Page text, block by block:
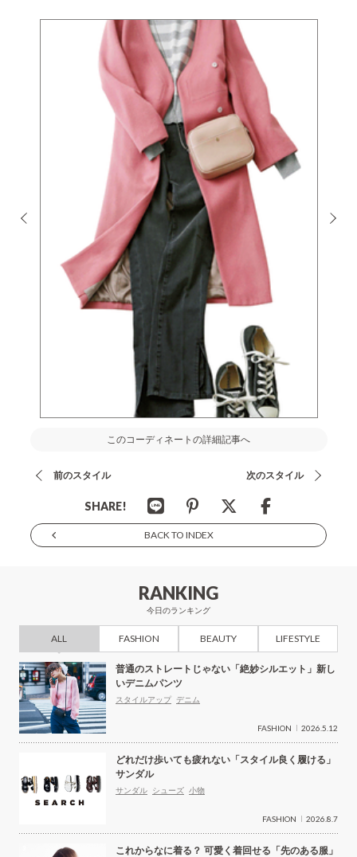
このコーディネートの詳細記事へ
前のスタイル 次のスタイル
SHARE!
BACK TO INDEX
RANKING
今日のランキング
ALL FASHION BEAUTY LIFESTYLE
普通のストレートじゃない「絶妙シルエット」新し
いデニムパンツ
スタイルアップ デニム
FASHION 2026.5.12
どれだけ歩いても疲れない「スタイル良く履ける」
サンダル
サンダル シューズ 小物
FASHION 2026.8.7
これからなに着る？ 可愛く着回せる「先のある服」